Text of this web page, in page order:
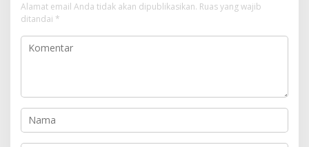
Alamat email Anda tidak akan dipublikasikan. Ruas yang wajib
ditandai *